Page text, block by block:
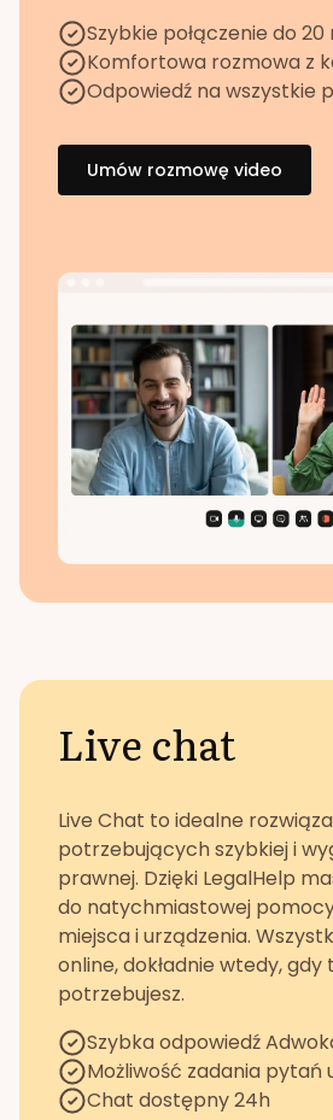
Szybkie połączenie do 20
Komfortowa rozmowa z
Odpowiedź na wszystkie
Umów rozmowę video
Live chat
Live Chat to idealne
potrzebujących szybkiej i
prawnej. Dzięki LegalHelp
do natychmiastowej
miejsca i urządzenia.
online, dokładnie wtedy, gdy
potrzebujesz.
Szybka odpowiedź
Możliwość zadania pytań
Chat dostępny 24h